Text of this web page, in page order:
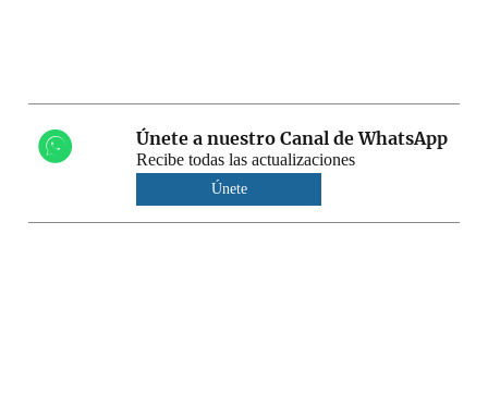
Únete a nuestro Canal de WhatsApp
Recibe todas las actualizaciones
Únete